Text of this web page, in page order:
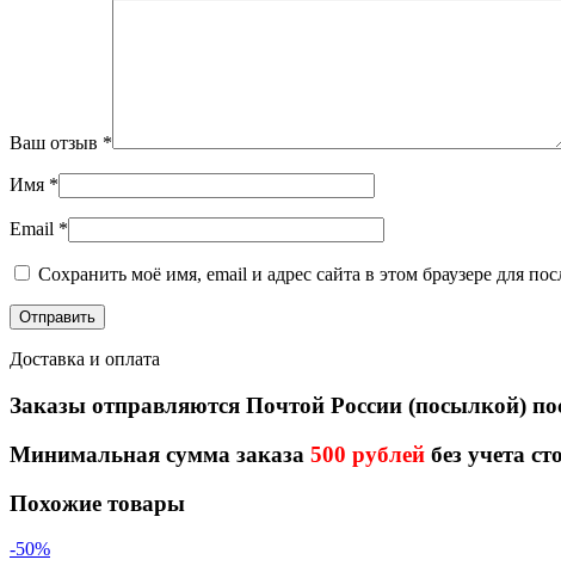
Ваш отзыв *
Имя *
Email *
Сохранить моё имя, email и адрес сайта в этом браузере для
Доставка и оплата
Заказы отправляются Почтой России (посылкой)
Минимальная сумма заказа 500 рублей без учета
Похожие товары
-50%